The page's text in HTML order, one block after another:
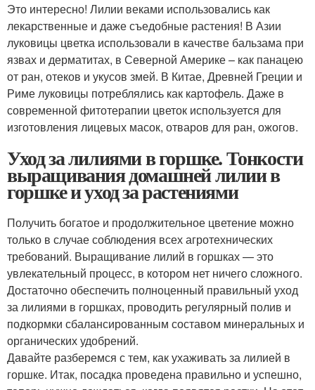
Это интересно! Лилии веками использовались как
лекарственные и даже съедобные растения! В Азии
луковицы цветка использовали в качестве бальзама при
язвах и дерматитах, в Северной Америке – как панацею
от ран, отеков и укусов змей. В Китае, Древней Греции и
Риме луковицы потреблялись как картофель. Даже в
современной фитотерапии цветок используется для
изготовления лицевых масок, отваров для ран, ожогов.
Уход за лилиями в горшке. Тонкости
выращивания домашней лилии в
горшке и уход за растениями
Получить богатое и продолжительное цветение можно
только в случае соблюдения всех агротехнических
требований. Выращивание лилий в горшках — это
увлекательный процесс, в котором нет ничего сложного.
Достаточно обеспечить полноценный правильный уход
за лилиями в горшках, проводить регулярный полив и
подкормки сбалансированным составом минеральных и
органических удобрений.
Давайте разберемся с тем, как ухаживать за лилией в
горшке. Итак, посадка проведена правильно и успешно,